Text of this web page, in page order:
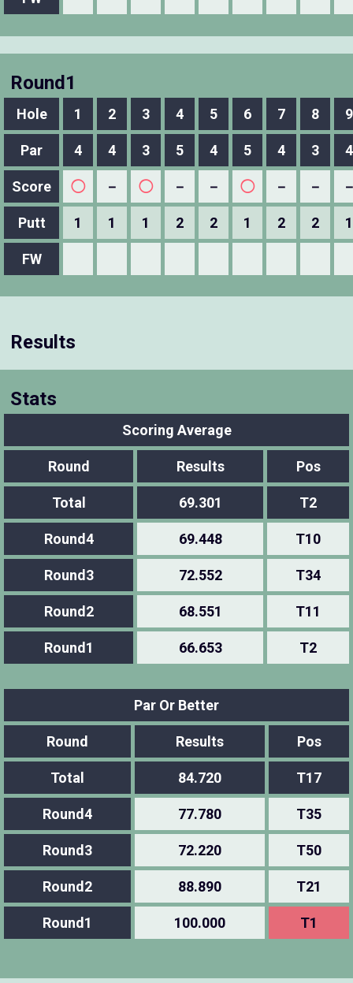
Round1
Hole 1 2 3 4 5 6 7 8 9
Par 4 4 3 5 4 5 4 3 4
Score ◯ － ◯ － － ◯ － －
Putt 1 1 1 2 2 1 2 2 1
FW
Results
Stats
Scoring Average
Round Results Pos
Total 69.301 T2
Round4 69.448 T10
Round3 72.552 T34
Round2 68.551 T11
Round1 66.653 T2
Par Or Better
Round Results Pos
Total 84.720 T17
Round4 77.780 T35
Round3 72.220 T50
Round2 88.890 T21
Round1 100.000 T1